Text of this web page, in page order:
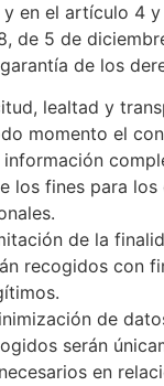
en el artículo 4
de 5 de
de los
lealtad y
momento el
los fines para los
de la
recogidos con
de
serán
en